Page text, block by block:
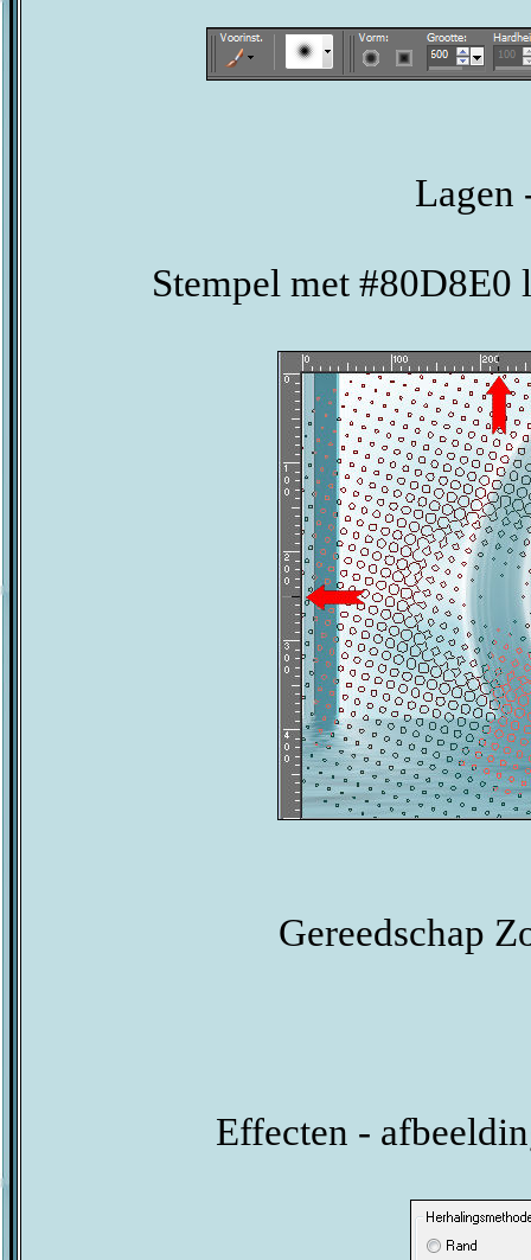
Lagen
Stempel met
Gereedschap
Effecten -